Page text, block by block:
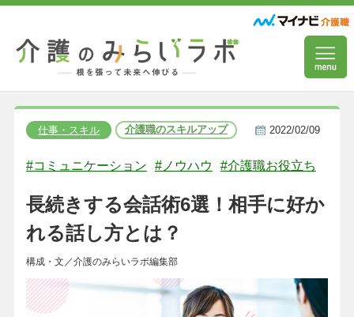
仕事・スキル 介護職のスキルアップ 2022/02/09
#コミュニケーション #ノウハウ #介護職お役立ち
長続きする会話術6選！相手に好か
れる話し方とは？
構成・文／介護のみらいラボ編集部